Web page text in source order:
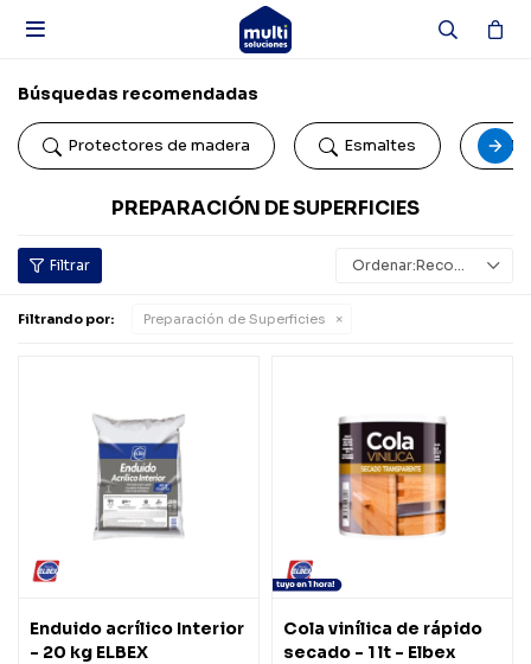

Búsquedas recomendadas
Protectores de madera Esmaltes
PREPARACIÓN DE SUPERFICIES
Recomendados
Filtrando por: Preparación de Superficies
Enduido acrílico Interior
- 20 kg ELBEX
Cola vinílica de rápido
secado - 1 lt - Elbex